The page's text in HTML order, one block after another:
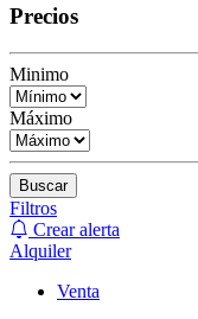
Precios
Minimo
Máximo
Buscar
Filtros
Crear alerta
Alquiler
Venta